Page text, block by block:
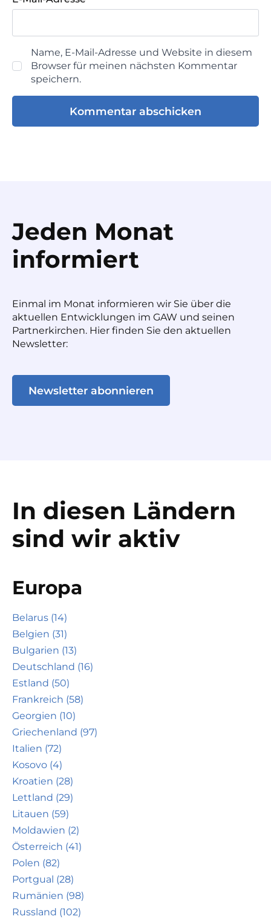
Name, E-Mail-Adresse und Website in diesem
Browser für meinen nächsten Kommentar
speichern.
Jeden Monat
informiert
Einmal im Monat informieren wir Sie über die
aktuellen Entwicklungen im GAW und seinen
Partnerkirchen. Hier finden Sie den aktuellen
Newsletter:
Newsletter abonnieren
In diesen Ländern
sind wir aktiv
Europa
Belarus (14)
Belgien (31)
Bulgarien (13)
Deutschland (16)
Estland (50)
Frankreich (58)
Georgien (10)
Griechenland (97)
Italien (72)
Kosovo (4)
Kroatien (28)
Lettland (29)
Litauen (59)
Moldawien (2)
Österreich (41)
Polen (82)
Portgual (28)
Rumänien (98)
Russland (102)